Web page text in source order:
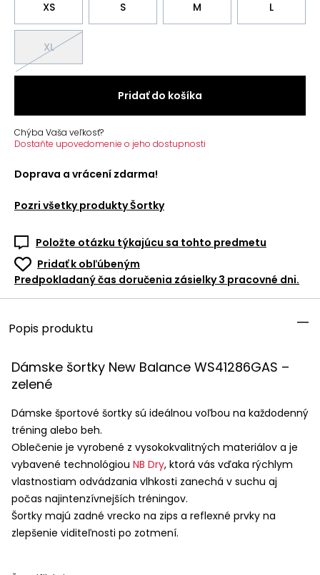
XS S M L
XL
Pridať do košíka
Chýba Vaša veľkosť?
Dostaňte upovedomenie o jeho dostupnosti
Doprava a vrácení zdarma!
Pozri všetky produktyŠortky
Položte otázku týkajúcu sa tohto predmetu
Pridať k obľúbeným
Predpokladaný čas doručenia zásielky 3 pracovné dni.
Popis produktu
Dámske šortky New Balance WS41286GAS –
zelené
Dámske športové šortky sú ideálnou voľbou na každodenný
tréning alebo beh.
Oblečenie je vyrobené z vysokokvalitných materiálov a je
vybavené technológiou NB Dry, ktorá vás vďaka rýchlym
vlastnostiam odvádzania vlhkosti zanechá v suchu aj
počas najintenzívnejších tréningov.
Šortky majú zadné vrecko na zips a reflexné prvky na
zlepšenie viditeľnosti po zotmení.